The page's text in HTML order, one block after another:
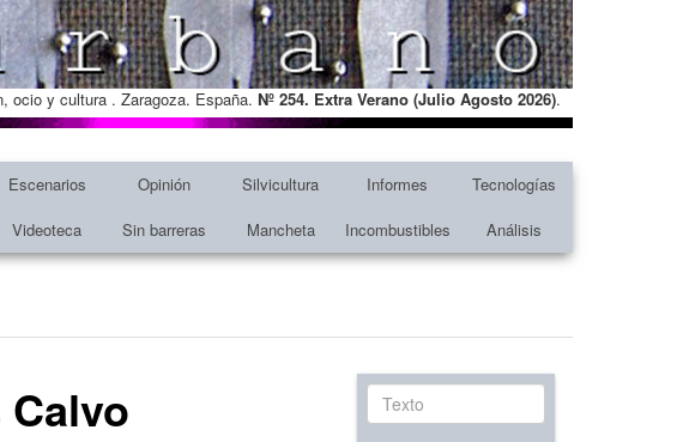
ocio y cultura . Zaragoza. España. Nº 254. Extra Verano (Julio Agosto 2026).
Escenarios Opinión Silvicultura Informes
Tecnologías
Videoteca Sin barreras Mancheta Incombustibles Análisis
Texto